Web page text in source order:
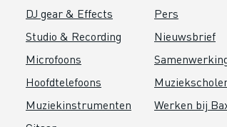
DJ gear & Effects
Studio & Recording
Microfoons
Hoofdtelefoons
Muziekinstrumenten
Pers
Nieuwsbrief
Werken bij